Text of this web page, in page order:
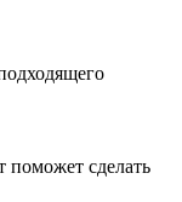
поможет сделать